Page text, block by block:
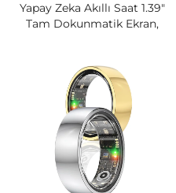
Yapay Zeka Akıllı Saat 1.39"
Tam Dokunmatik Ekran,